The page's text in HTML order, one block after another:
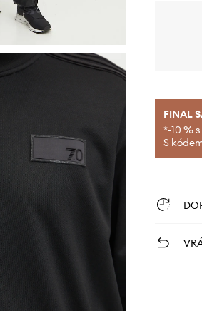
FINAL
*-10 %
S